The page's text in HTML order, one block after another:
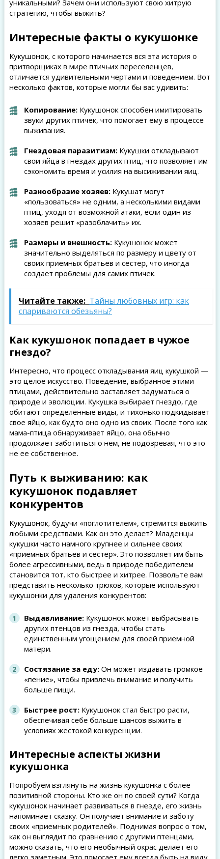
уникальными? Зачем они используют свою хитрую
стратегию, чтобы выжить?
Интересные факты о кукушонке
Кукушонок, с которого начинается вся эта история о
притворщиках в мире птичьих переселенцев,
отличается удивительными чертами и поведением. Вот
несколько фактов, которые могли бы вас удивить:
Копирование:Кукушонок способен имитировать
звуки других птичек, что помогает ему в процессе
выживания.
Гнездовая паразитизм:Кукушки откладывают
свои яйца в гнездах других птиц, что позволяет им
сэкономить время и усилия на высиживании яиц.
Разнообразие хозяев:Кукушат могут
«пользоваться» не одним, а несколькими видами
птиц, уходя от возможной атаки, если один из
хозяев решит «разоблачить» их.
Размеры и внешность:Кукушонок может
значительно выделяться по размеру и цвету от
своих приемных братьев и сестер, что иногда
создает проблемы для самих птичек.
Читайте также: Тайны любовных игр: как
спариваются обезьяны?
Как кукушонок попадает в чужое
гнездо?
Интересно, что процесс откладывания яиц кукушкой —
это целое искусство. Поведение, выбранное этими
птицами, действительно заставляет задуматься о
природе и эволюции. Кукушка выбирает гнездо, где
обитают определенные виды, и тихонько подкидывает
свое яйцо, как будто оно одно из своих. После того как
мама-птица обнаруживает яйцо, она обычно
продолжает заботиться о нем, не подозревая, что это
не ее собственное.
Путь к выживанию: как
кукушонок подавляет
конкурентов
Кукушонок, будучи «поглотителем», стремится выжить
любыми средствами. Как он это делает? Младенцы
кукушки часто намного крупнее и сильнее своих
«приемных братьев и сестер». Это позволяет им быть
более агрессивными, ведь в природе победителем
становится тот, кто быстрее и хитрее. Позвольте вам
представить несколько трюков, которые используют
кукушонки для удаления конкурентов:
Выдавливание:Кукушонок может выбрасывать
других птенцов из гнезда, чтобы стать
единственным угощением для своей приемной
матери.
Состязание за еду:Он может издавать громкое
«пение», чтобы привлечь внимание и получить
больше пищи.
Быстрее рост:Кукушонок стал быстро расти,
обеспечивая себе больше шансов выжить в
условиях жестокой конкуренции.
Интересные аспекты жизни
кукушонка
Попробуем взглянуть на жизнь кукушонка с более
позитивной стороны. Кто же он по своей сути? Когда
кукушонок начинает развиваться в гнезде, его жизнь
напоминает сказку. Он получает внимание и заботу
своих «приемных родителей». Поднимая вопрос о том,
как он выглядит по сравнению с другими птенцами,
можно сказать, что его необычный окрас делает его
легко заметным. Это помогает ему всегда быть на виду.